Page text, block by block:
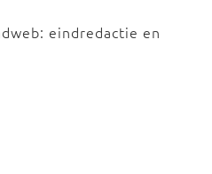
eindredactie en